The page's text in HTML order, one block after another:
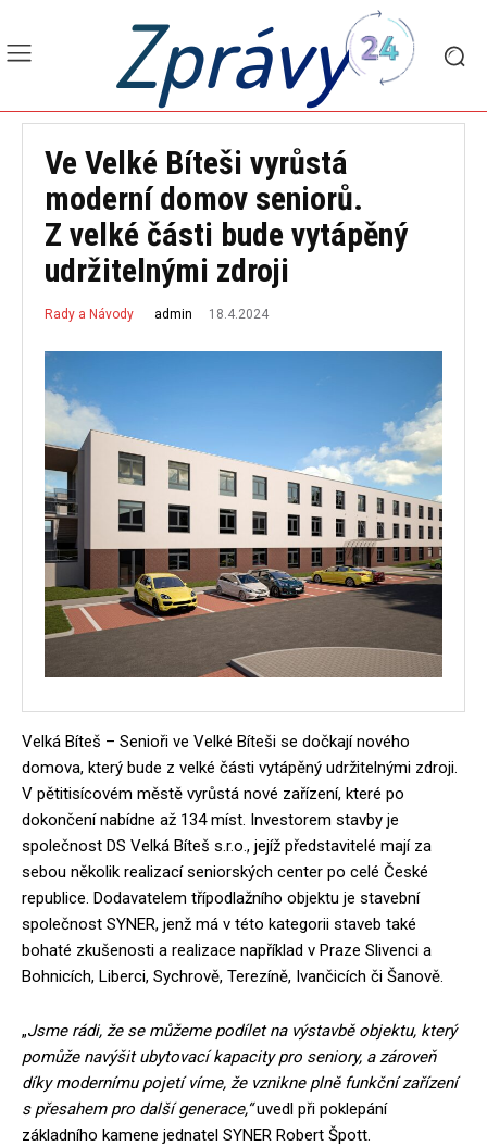
Zprávy
Ve Velké Bíteši vyrůstá
moderní domov seniorů.
Z velké části bude vytápěný
udržitelnými zdroji
Rady a Návody admin 18.4.2024
Velká Bíteš – Senioři ve Velké Bíteši se dočkají nového
domova, který bude z velké části vytápěný udržitelnými zdroji.
V pětitisícovém městě vyrůstá nové zařízení, které po
dokončení nabídne až 134 míst. Investorem stavby je
společnost DS Velká Bíteš s.r.o., jejíž představitelé mají za
sebou několik realizací seniorských center po celé České
republice. Dodavatelem třípodlažního objektu je stavební
společnost SYNER, jenž má v této kategorii staveb také
bohaté zkušenosti a realizace například v Praze Slivenci a
Bohnicích, Liberci, Sychrově, Terezíně, Ivančicích či Šanově.
„Jsme rádi, že se můžeme podílet na výstavbě objektu, který
pomůže navýšit ubytovací kapacity pro seniory, a zároveň
díky modernímu pojetí víme, že vznikne plně funkční zařízení
s přesahem pro další generace,“uvedl při poklepání
základního kamene jednatel SYNER Robert Špott.